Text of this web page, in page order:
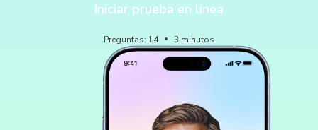
Iniciar prueba en línea
Preguntas: 14 3 minutos